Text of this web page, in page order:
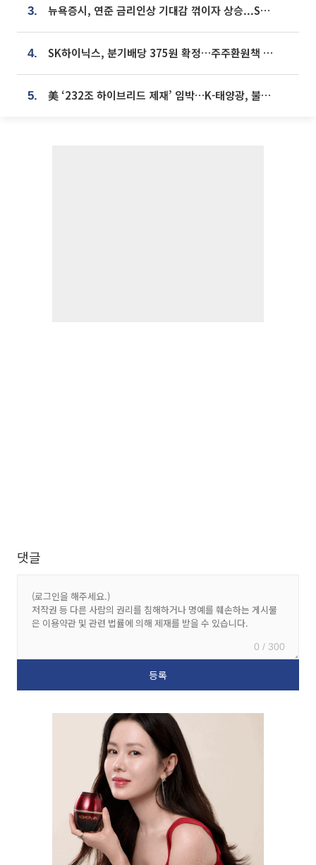
3. 뉴욕증시, 연준 금리인상 기대감 꺾이자 상승...S&P500 사상 최고치 [종합]
4. SK하이닉스, 분기배당 375원 확정…주주환원책 9월로 앞당겨 발표
5. 美 ‘232조 하이브리드 제재’ 임박…K-태양광, 불확실성 털고 날개 다나
댓글
0 / 300